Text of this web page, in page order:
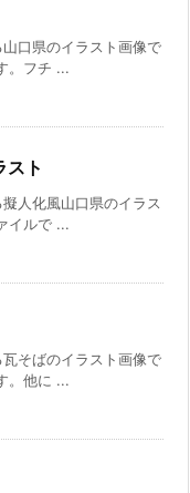
口県のイラスト画像で
。フチ ...
スト
人化風山口県のイラス
イルで ...
そばのイラスト画像で
。他に ...